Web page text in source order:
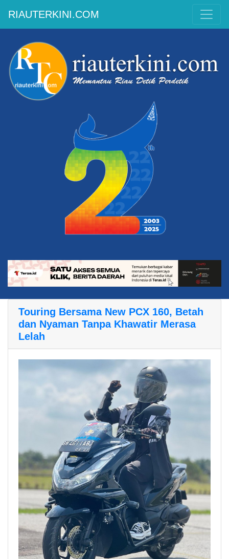
RIAUTERKINI.COM
Touring Bersama New PCX 160, Betah
dan Nyaman Tanpa Khawatir Merasa
Lelah